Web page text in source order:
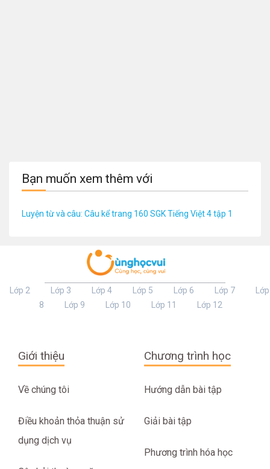
Bạn muốn xem thêm với
Luyện từ và câu: Câu kể trang 160 SGK Tiếng Việt 4 tập 1
Lớp 2 Lớp 3 Lớp 4 Lớp 5 Lớp 6 Lớp 7
Lớp
8
Lớp 9 Lớp 10 Lớp 11 Lớp 12
Giới thiệu
Về chúng tôi
Điều khoản thỏa thuận sử
dụng dịch vụ
Chương trình học
Hướng dẫn bài tập
Giải bài tập
Phương trình hóa học